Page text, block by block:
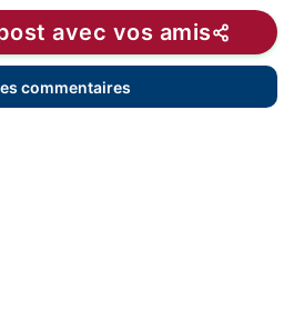
avec vos amis
commentaires